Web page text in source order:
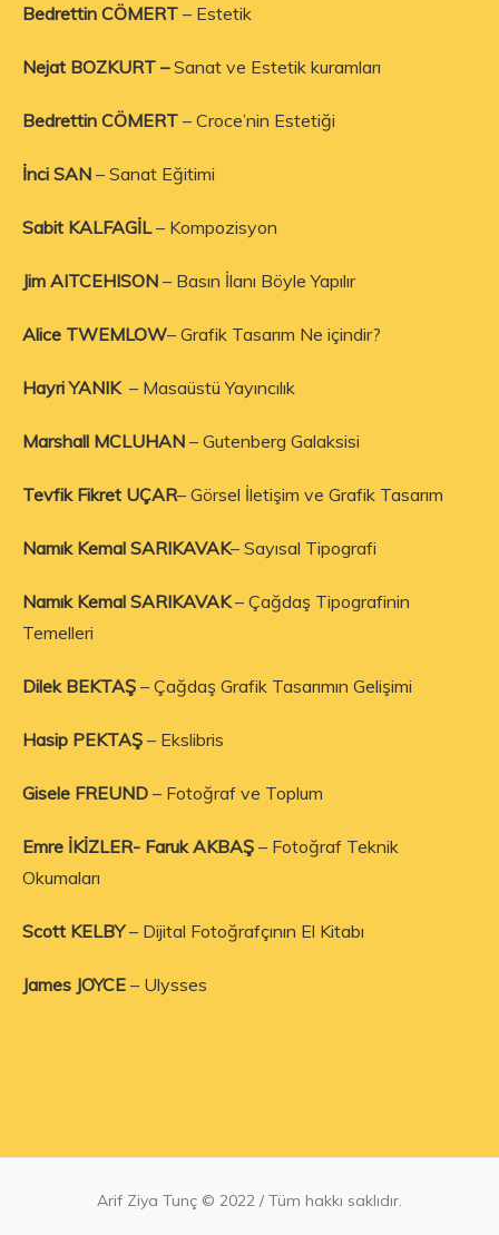
Bedrettin CÖMERT– Estetik
Nejat BOZKURT –Sanat ve Estetik kuramları
Bedrettin CÖMERT– Croce’nin Estetiği
İnci SAN– Sanat Eğitimi
Sabit KALFAGİL– Kompozisyon
Jim AITCEHISON– Basın İlanı Böyle Yapılır
Alice TWEMLOW– Grafik Tasarım Ne içindir?
Hayri YANIK – Masaüstü Yayıncılık
Marshall MCLUHAN – Gutenberg Galaksisi
Tevfik Fikret UÇAR– Görsel İletişim ve Grafik Tasarım
Namık Kemal SARIKAVAK– Sayısal Tipografi
Namık Kemal SARIKAVAK– Çağdaş Tipografinin
Temelleri
Dilek BEKTAŞ – Çağdaş Grafik Tasarımın Gelişimi
Hasip PEKTAŞ – Ekslibris
Gisele FREUND – Fotoğraf ve Toplum
Emre İKİZLER- Faruk AKBAŞ – Fotoğraf Teknik
Okumaları
Scott KELBY– Dijital Fotoğrafçının El Kitabı
James JOYCE – Ulysses
Arif Ziya Tunç © 2022 / Tüm hakkı saklıdır.